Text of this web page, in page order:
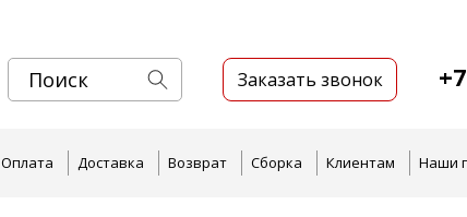
Заказать звонок
Оплата Доставка Возврат Сборка Клиентам Наши